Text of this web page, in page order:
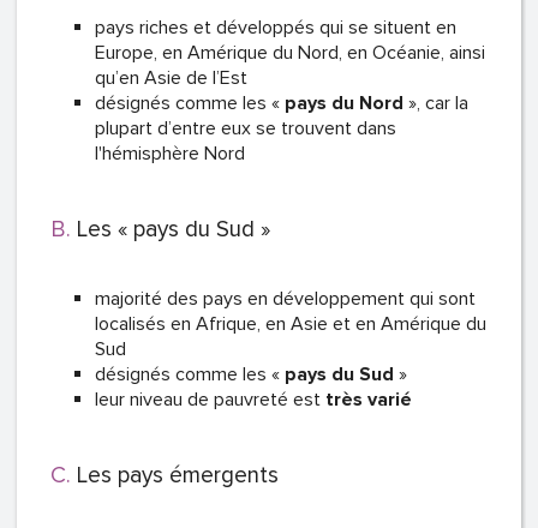
pays riches et développés qui se situent en
Europe, en Amérique du Nord, en Océanie, ainsi
qu’en Asie de l’Est
désignés comme les « pays du Nord », car la
plupart d’entre eux se trouvent dans
l'hémisphère Nord
Les « pays du Sud »
majorité des pays en développement qui sont
localisés en Afrique, en Asie et en Amérique du
Sud
désignés comme les « pays du Sud »
leur niveau de pauvreté est très varié
Les pays émergents